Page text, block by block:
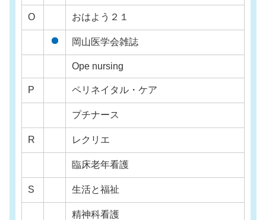
O おはよう２１
岡山医学会雑誌
Ope nursing
P ペリネイタル・ケア
プチナース
R レクリエ
臨床老年看護
S 生活と福祉
精神科看護